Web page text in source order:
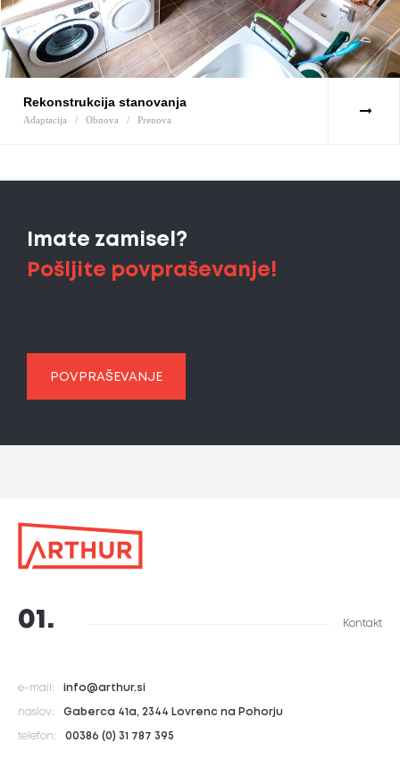
Rekonstrukcija stanovanja
Adaptacija / Obnova / Prenova
Imate zamisel?
Pošljite povpraševanje!
POVPRAŠEVANJE
01. Kontakt
e-mail: info@arthur.si
naslov: Gaberca 41a, 2344 Lovrenc na Pohorju
telefon: 00386 (0) 31 787 395